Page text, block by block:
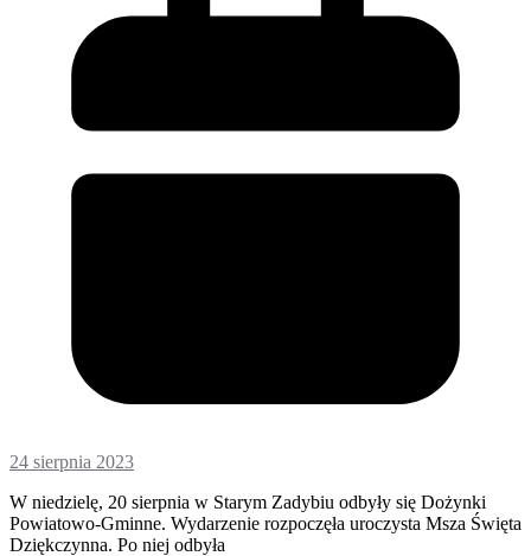
24 sierpnia 2023
W niedzielę, 20 sierpnia w Starym Zadybiu odbyły się Dożynki
Powiatowo-Gminne. Wydarzenie rozpoczęła uroczysta Msza Święta
Dziękczynna. Po niej odbyła